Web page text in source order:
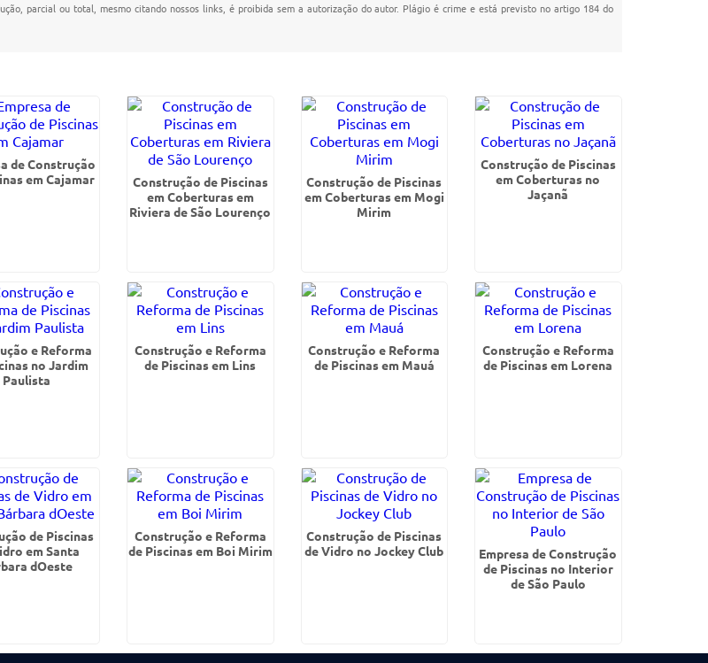
parcial ou total, mesmo citando nossos links, é proibida sem a autorização do autor. Plágio é crime e está previsto no artigo 184 do
de Construção
em Cajamar
Construção de Piscinas
em Coberturas em
Riviera de São Lourenço
Construção de Piscinas
em Coberturas em Mogi
Mirim
Construção de Piscinas
em Coberturas no
Jaçanã
e Reforma
no Jardim
Paulista
Construção e Reforma
de Piscinas em Lins
Construção e Reforma
de Piscinas em Mauá
Construção e Reforma
de Piscinas em Lorena
de Piscinas
em Santa
dOeste
Construção e Reforma
de Piscinas em Boi Mirim
Construção de Piscinas
de Vidro no Jockey Club
Empresa de Construção
de Piscinas no Interior
de São Paulo